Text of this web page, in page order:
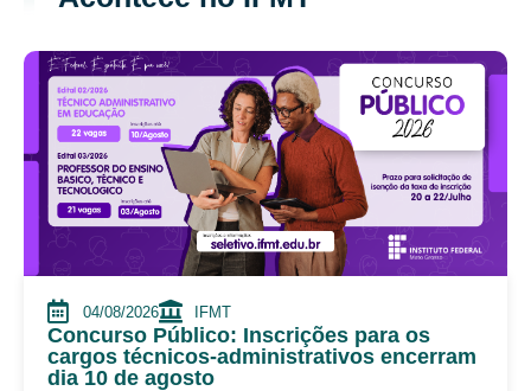
04/08/2026 IFMT
Concurso Público: Inscrições para os
cargos técnicos-administrativos encerram
dia 10 de agosto